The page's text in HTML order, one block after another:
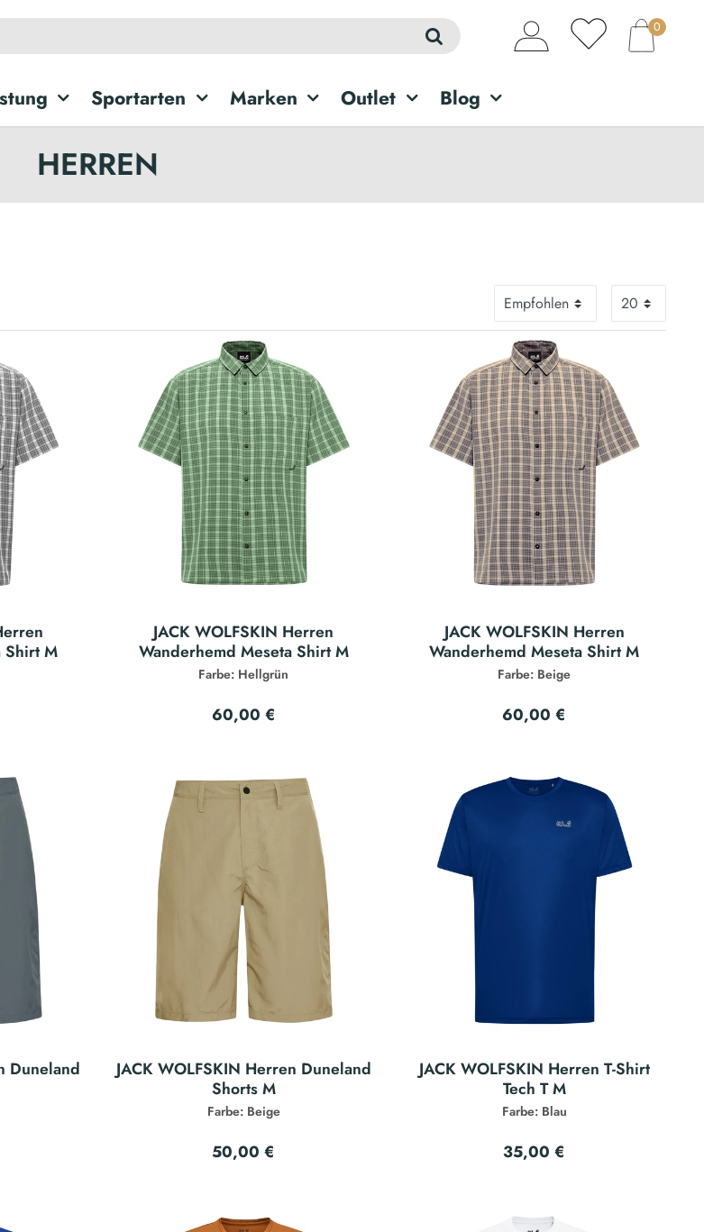
Sportarten Marken Outlet Blog
0
HERREN
Shirt M
JACK WOLFSKIN Herren
Wanderhemd Meseta Shirt M
Farbe: Hellgrün
60,00 €
JACK WOLFSKIN Herren
Wanderhemd Meseta Shirt M
Farbe: Beige
60,00 €
Duneland
JACK WOLFSKIN Herren Duneland
Shorts M
Farbe: Beige
50,00 €
JACK WOLFSKIN Herren T-Shirt
Tech T M
Farbe: Blau
35,00 €